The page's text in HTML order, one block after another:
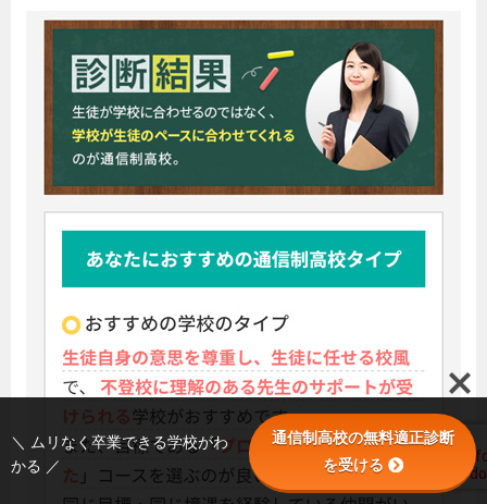
＼ ムリなく卒業できる学校がわ
かる ／
通信制高校の無料適正診断
を受ける